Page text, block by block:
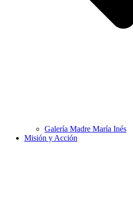
Galería Madre María Inés
Misión y Acción